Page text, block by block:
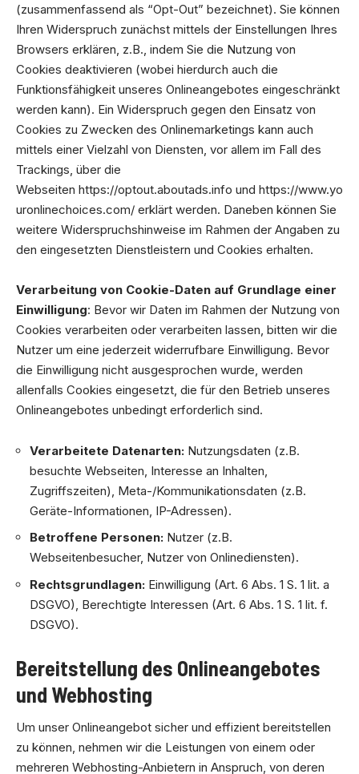
(zusammenfassend als “Opt-Out” bezeichnet). Sie können
Ihren Widerspruch zunächst mittels der Einstellungen Ihres
Browsers erklären, z.B., indem Sie die Nutzung von
Cookies deaktivieren (wobei hierdurch auch die
Funktionsfähigkeit unseres Onlineangebotes eingeschränkt
werden kann). Ein Widerspruch gegen den Einsatz von
Cookies zu Zwecken des Onlinemarketings kann auch
mittels einer Vielzahl von Diensten, vor allem im Fall des
Trackings, über die
Webseiten https://optout.aboutads.info und https://www.yo
uronlinechoices.com/ erklärt werden. Daneben können Sie
weitere Widerspruchshinweise im Rahmen der Angaben zu
den eingesetzten Dienstleistern und Cookies erhalten.
Verarbeitung von Cookie-Daten auf Grundlage einer
Einwilligung: Bevor wir Daten im Rahmen der Nutzung von
Cookies verarbeiten oder verarbeiten lassen, bitten wir die
Nutzer um eine jederzeit widerrufbare Einwilligung. Bevor
die Einwilligung nicht ausgesprochen wurde, werden
allenfalls Cookies eingesetzt, die für den Betrieb unseres
Onlineangebotes unbedingt erforderlich sind.
Verarbeitete Datenarten: Nutzungsdaten (z.B.
besuchte Webseiten, Interesse an Inhalten,
Zugriffszeiten), Meta-/Kommunikationsdaten (z.B.
Geräte-Informationen, IP-Adressen).
Betroffene Personen: Nutzer (z.B.
Webseitenbesucher, Nutzer von Onlinediensten).
Rechtsgrundlagen: Einwilligung (Art. 6 Abs. 1 S. 1 lit. a
DSGVO), Berechtigte Interessen (Art. 6 Abs. 1 S. 1 lit. f.
DSGVO).
Bereitstellung des Onlineangebotes
und Webhosting
Um unser Onlineangebot sicher und effizient bereitstellen
zu können, nehmen wir die Leistungen von einem oder
mehreren Webhosting-Anbietern in Anspruch, von deren